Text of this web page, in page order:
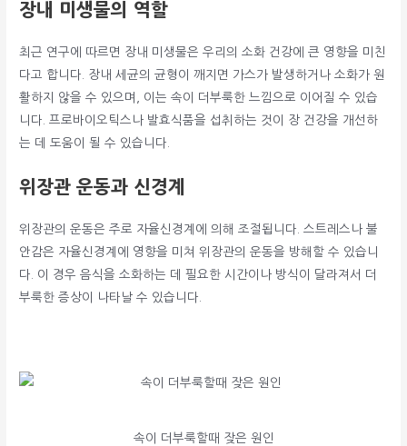
장내 미생물의 역할
최근 연구에 따르면 장내 미생물은 우리의 소화 건강에 큰 영향을 미친
다고 합니다. 장내 세균의 균형이 깨지면 가스가 발생하거나 소화가 원
활하지 않을 수 있으며, 이는 속이 더부룩한 느낌으로 이어질 수 있습
니다. 프로바이오틱스나 발효식품을 섭취하는 것이 장 건강을 개선하
는 데 도움이 될 수 있습니다.
위장관 운동과 신경계
위장관의 운동은 주로 자율신경계에 의해 조절됩니다. 스트레스나 불
안감은 자율신경계에 영향을 미쳐 위장관의 운동을 방해할 수 있습니
다. 이 경우 음식을 소화하는 데 필요한 시간이나 방식이 달라져서 더
부룩한 증상이 나타날 수 있습니다.
속이 더부룩할때 잦은 원인